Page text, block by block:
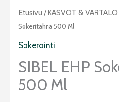
Etusivu / KASVOT & VARTALO
Sokeritahna 500 Ml
Sokerointi
SIBEL EHP
500 Ml
SIBEL
EHP
sokeritahna
ml
määrä